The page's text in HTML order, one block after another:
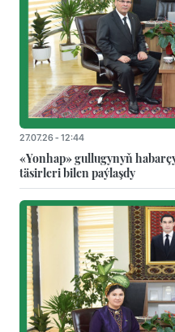
27.07.26 - 12:44
«Yonhap» gullugynyň
täsirleri bilen paýlaşdy